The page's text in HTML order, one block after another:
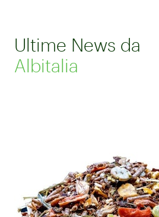
Ultime News da
Albitalia